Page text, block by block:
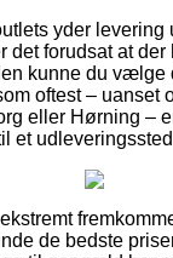
yder levering
det forudsat at der
kunne du vælge
oftest – uanset
eller Hørning –
et
de bedste